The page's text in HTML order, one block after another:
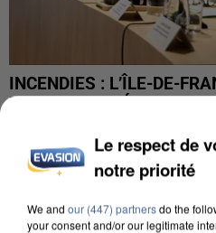
INCENDIES : L’ÎLE-DE-
DE SOLIDARITÉ AVEC
Le respect de
notre priorité
We and our (447) partnersdo the
your consent and/or our legitimate